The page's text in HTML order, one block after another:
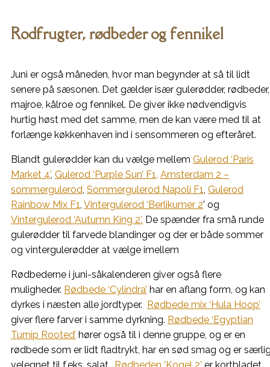
Rodfrugter, rødbeder og fennikel
Juni er også måneden, hvor man begynder at så til lidt
senere på sæsonen. Det gælder især gulerødder, rødbeder,
majroe, kålroe og fennikel. De giver ikke nødvendigvis
hurtig høst med det samme, men de kan være med til at
forlænge køkkenhaven ind i sensommeren og efteråret.
Blandt gulerødder kan du vælge mellem Gulerod ‘Paris
Market 4’, Gulerod ‘Purple Sun’ F1, Amsterdam 2 –
sommergulerod, Sommergulerod Napoli F1, Gulerod
Rainbow Mix F1, Vintergulerod ‘Berlikumer 2’ og
Vintergulerod ‘Autumn King 2’. De spænder fra små runde
gulerødder til farvede blandinger og der er både sommer
og vintergulerødder at vælge imellem
Rødbederne i juni-såkalenderen giver også flere
muligheder. Rødbede ‘Cylindra’ har en aflang form, og kan
dyrkes i næsten alle jordtyper. Rødbede mix ‘Hula Hoop’
giver flere farver i samme dyrkning. Rødbede ‘Egyptian
Turnip Rooted’ hører også til i denne gruppe, og er en
rødbede som er lidt fladtrykt, har en sød smag og er